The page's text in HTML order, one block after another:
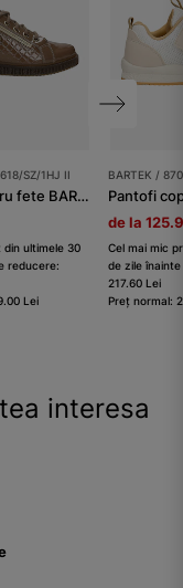
SZ/1HJ II
Pantofi pentru fete BARTEK W-98618/SZ/1HJ II, cafea cu lapte
din ultimele 30
reducere:
Lei
BARTEK /
Pantofi
de la
Cel mai mic
de zile
217.60 Lei
Preț normal:
interesa